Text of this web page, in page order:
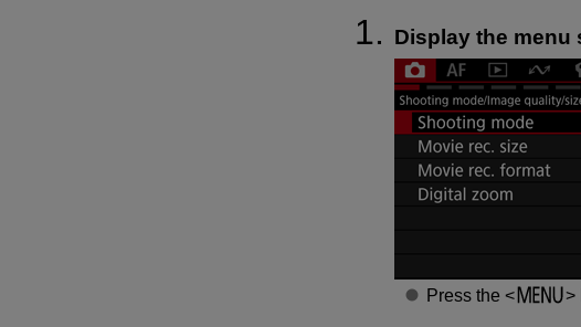
Display the menu
Press the